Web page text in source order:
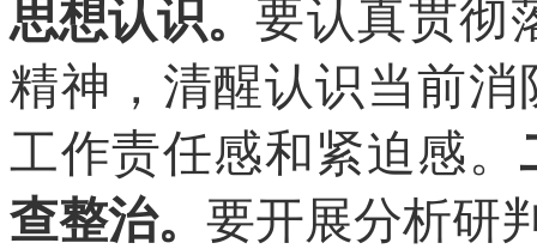
思想认识。 要认真贯彻
精神，清醒认识当前
工作责任感和紧迫感。
查整治。 要开展分析研